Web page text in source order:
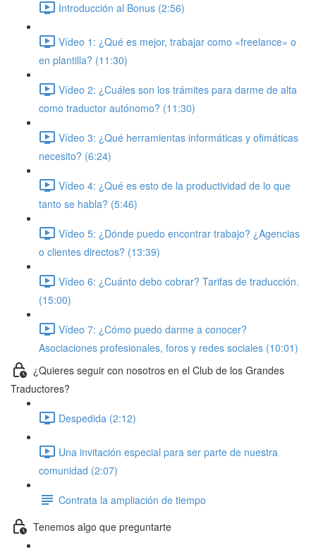
Introducción al Bonus (2:56)
Vídeo 1: ¿Qué es mejor, trabajar como «freelance» o
en plantilla? (11:30)
Vídeo 2: ¿Cuáles son los trámites para darme de alta
como traductor autónomo? (11:30)
Vídeo 3: ¿Qué herramientas informáticas y ofimáticas
necesito? (6:24)
Vídeo 4: ¿Qué es esto de la productividad de lo que
tanto se habla? (5:46)
Vídeo 5: ¿Dónde puedo encontrar trabajo? ¿Agencias
o clientes directos? (13:39)
Vídeo 6: ¿Cuánto debo cobrar? Tarifas de traducción.
(15:00)
Vídeo 7: ¿Cómo puedo darme a conocer?
Asociaciones profesionales, foros y redes sociales (10:01)
¿Quieres seguir con nosotros en el Club de los Grandes
Traductores?
Despedida (2:12)
Una invitación especial para ser parte de nuestra
comunidad (2:07)
Contrata la ampliación de tiempo
Tenemos algo que preguntarte